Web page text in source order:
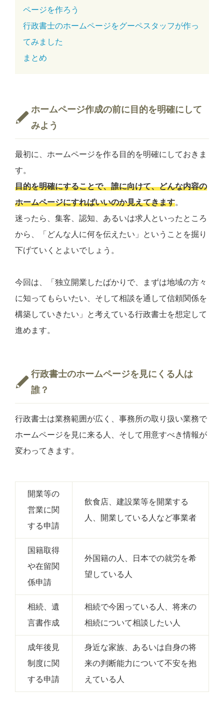
ページを作ろう
行政書士のホームページをグーペスタッフが作っ
てみました
まとめ
ホームページ作成の前に目的を明確にして
みよう
最初に、ホームページを作る目的を明確にしておきま
す。
目的を明確にすることで、誰に向けて、どんな内容の
ホームページにすればいいのか見えてきます。
迷ったら、集客、認知、あるいは求人といったところ
から、「どんな人に何を伝えたい」ということを掘り
下げていくとよいでしょう。
今回は、「独立開業したばかりで、まずは地域の方々
に知ってもらいたい、そして相談を通して信頼関係を
構築していきたい」と考えている行政書士を想定して
進めます。
行政書士のホームページを見にくる人は
誰？
行政書士は業務範囲が広く、事務所の取り扱い業務で
ホームページを見に来る人、そして用意すべき情報が
変わってきます。
開業等の
営業に関
する申請
飲食店、建設業等を開業する
人、開業している人など事業者
国籍取得
や在留関
係申請
外国籍の人、日本での就労を希
望している人
相続、遺
言書作成
相続で今困っている人、将来の
相続について相談したい人
成年後見
制度に関
する申請
身近な家族、あるいは自身の将
来の判断能力について不安を抱
えている人